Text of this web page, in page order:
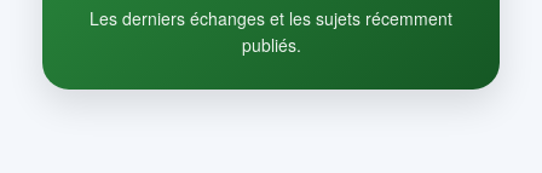
Les derniers échanges et les sujets récemment
publiés.